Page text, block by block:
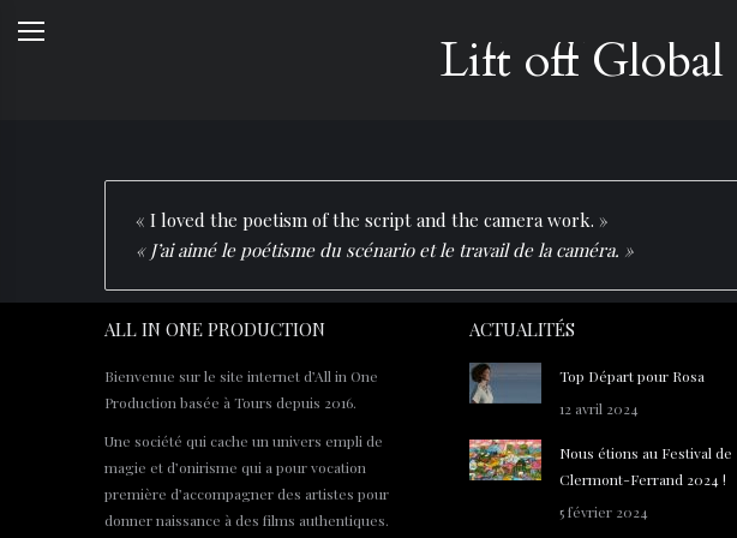
Lift off
« I loved the poetism of the script and the camera work. »
« J’ai aimé le poétisme du scénario et le travail de la caméra. »
ALL IN ONE PRODUCTION
Bienvenue sur le site internet d’All in One
Production basée à Tours depuis 2016.
Une société qui cache un univers empli de
magie et d’onirisme qui a pour vocation
première d’accompagner des artistes pour
donner naissance à des films authentiques.
ACTUALITÉS
Top Départ pour Rosa
12 avril 2024
Nous étions au Festival de
Clermont-Ferrand 2024 !
5 février 2024